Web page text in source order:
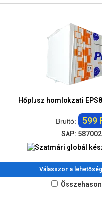
Hőplusz homlokzati
Bruttó: 599
SAP:
Válasszon a